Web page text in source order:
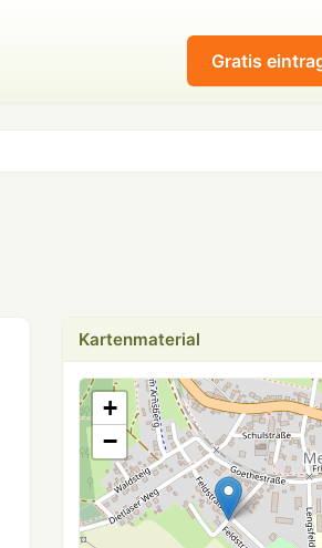
Gratis
Kartenmaterial
+
−